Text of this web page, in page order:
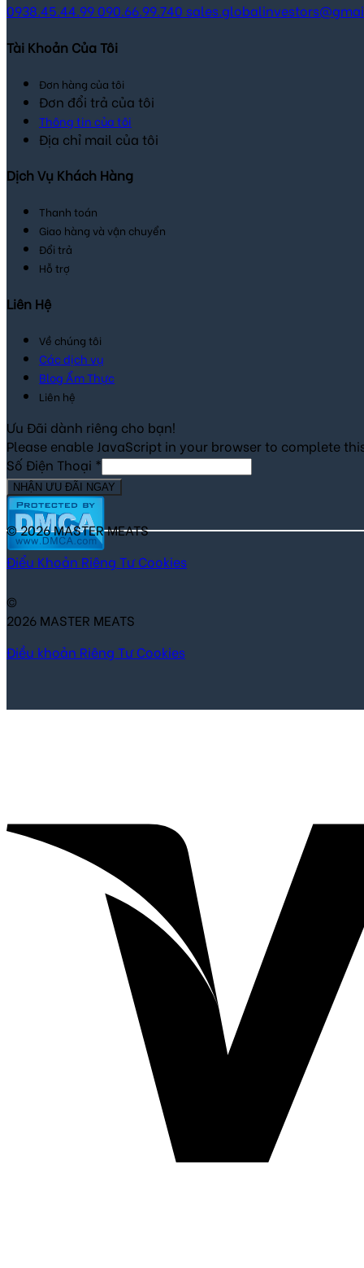
0938.45.44.99090.66.99.740
Tài Khoản Của Tôi
Đơn hàng của tôi
Đơn đổi trả của tôi
Thông tin của tôi
Địa chỉ mail của tôi
Dịch Vụ Khách Hàng
Thanh toán
Giao hàng và vận chuyển
Đổi trả
Hỗ trợ
Liên Hệ
Về chúng tôi
Các dịch vụ
Blog Ẩm Thực
Liên hệ
Ưu Đãi dành riêng cho bạn!
Please enable JavaScript in your browser to complete
Số Điện Thoại *
NHẬN ƯU ĐÃI NGAY
© 2026 MASTER MEATS
Điểu Khoản Riêng Tư Cookies
©
2026 MASTER MEATS
Điều khoản Riêng Tư Cookies